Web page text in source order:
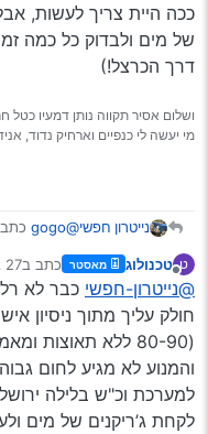
ככה היית צריך לעשות,
של מים ולבדוק כל כמה
דרך הכרצל!)
ושלום אסיר תקווה נותן דמעיו כטל
מי יעשה לי כנפיים וארחיק נדוד,
נייטרון חפשי@gogo
ברוך
מקווה
מילאתי
הכול
נסעתי
מד החום.
אגב
ככה היית
ג’ריקנים של
אפשרי? אז
ט
מנותק
טכנולוג מאסטר כתב ב27 בפבר׳ 2025, 23:56
נערך
@נייטרון-חפשי כבר לא
חולק עליך מתוך ניסיון
(80-90 ללא תאוצות
והמנוע לא מגיע לחום
למערכת וכ"ש בלילה
לקחת ג’ריקנים של מים